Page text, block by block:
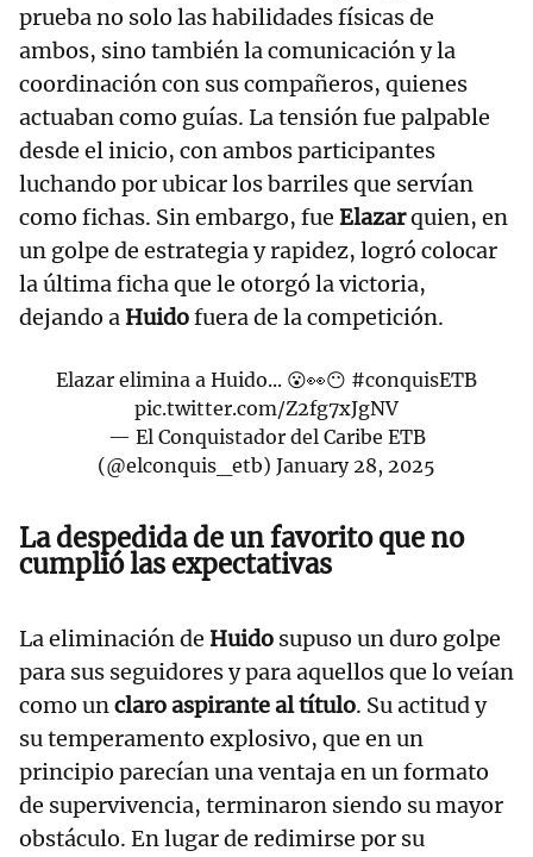
prueba no solo las habilidades físicas de
ambos, sino también la comunicación y la
coordinación con sus compañeros, quienes
actuaban como guías. La tensión fue palpable
desde el inicio, con ambos participantes
luchando por ubicar los barriles que servían
como fichas. Sin embargo, fue Elazarquien, en
un golpe de estrategia y rapidez, logró colocar
la última ficha que le otorgó la victoria,
dejando a Huidofuera de la competición.
Elazar elimina a Huido... 😮👀😶 #conquisETB
pic.twitter.com/Z2fg7xJgNV
— El Conquistador del Caribe ETB
(@elconquis_etb) January 28, 2025
La despedida de un favorito que no
cumplió las expectativas
La eliminación de Huido supuso un duro golpe
para sus seguidores y para aquellos que lo veían
como unclaro aspirante al título. Su actitud y
su temperamento explosivo, que en un
principio parecían una ventaja en un formato
de supervivencia, terminaron siendo su mayor
obstáculo. En lugar de redimirse por su